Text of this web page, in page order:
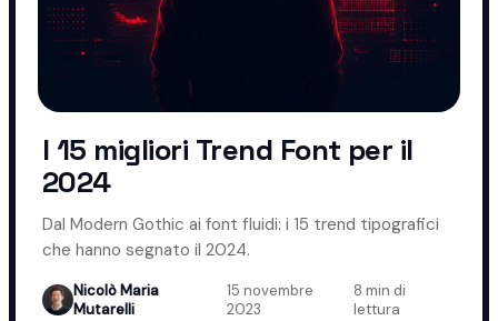
I 15 migliori Trend Font per il
2024
Dal Modern Gothic ai font fluidi: i 15 trend tipografici
che hanno segnato il 2024.
Nicolò Maria
Mutarelli
·15 novembre
2023
·8 min di
lettura